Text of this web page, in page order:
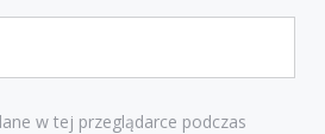
w tej przeglądarce podczas